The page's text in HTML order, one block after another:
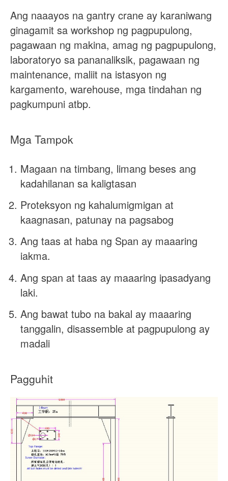
Ang naaayos na gantry crane ay karaniwang
ginagamit sa workshop ng pagpupulong,
pagawaan ng makina, amag ng pagpupulong,
laboratoryo sa pananaliksik, pagawaan ng
maintenance, maliit na istasyon ng
kargamento, warehouse, mga tindahan ng
pagkumpuni atbp.
Mga Tampok
Magaan na timbang, limang beses ang
kadahilanan sa kaligtasan
Proteksyon ng kahalumigmigan at
kaagnasan, patunay na pagsabog
Ang taas at haba ng Span ay maaaring
iakma.
Ang span at taas ay maaaring ipasadyang
laki.
Ang bawat tubo na bakal ay maaaring
tanggalin, disassemble at pagpupulong ay
madali
Pagguhit